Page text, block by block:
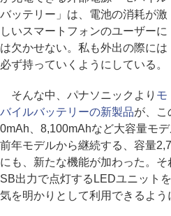
バッテリー」は、電池の消耗が激
しいスマートフォンのユーザーに
は欠かせない。私も外出の際には
必ず持っていくようにしている。
そんな中、パナソニックより モ
バイルバッテリーの新製品が、こ
0mAh、8,100mAhなど大容量モデ
前年モデルから継続する、容量
にも、新たな機能が加わった。そ
SB出力で点灯するLEDユニット
気を明かりとして利用できるよう